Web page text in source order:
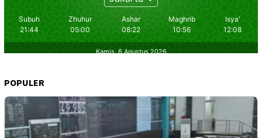
POPULER